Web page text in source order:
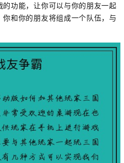
功能，让你可以与你的朋友一起
和你的朋友将组成一个队伍，与